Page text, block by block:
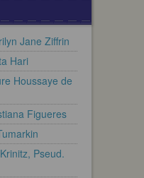
Jane Ziffrin
Hari
Houssaye de
Figueres
Pseud.